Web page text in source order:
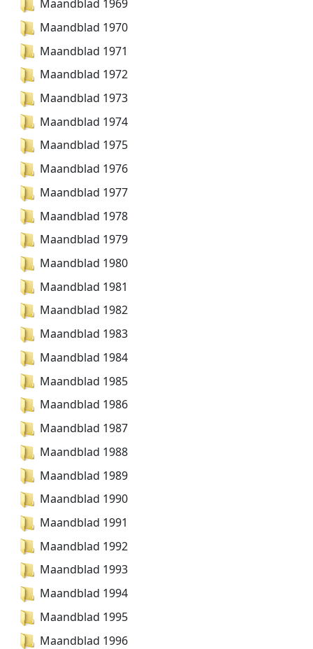
Maandblad 1969
Maandblad 1970
Maandblad 1971
Maandblad 1972
Maandblad 1973
Maandblad 1974
Maandblad 1975
Maandblad 1976
Maandblad 1977
Maandblad 1978
Maandblad 1979
Maandblad 1980
Maandblad 1981
Maandblad 1982
Maandblad 1983
Maandblad 1984
Maandblad 1985
Maandblad 1986
Maandblad 1987
Maandblad 1988
Maandblad 1989
Maandblad 1990
Maandblad 1991
Maandblad 1992
Maandblad 1993
Maandblad 1994
Maandblad 1995
Maandblad 1996